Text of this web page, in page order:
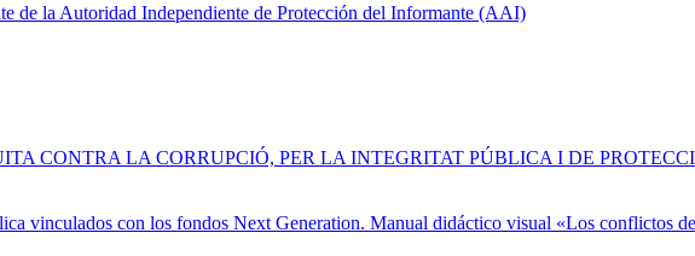
de la Autoridad Independiente de Protección del Informante (AAI)
CONTRA LA CORRUPCIÓ, PER LA INTEGRITAT PÚBLICA I DE
vinculados con los fondos Next Generation. Manual didáctico visual «Los conflictos